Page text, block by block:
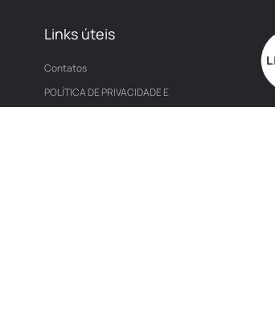
Links úteis
Contatos
POLÍTICA DE PRIVACIDADE E